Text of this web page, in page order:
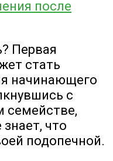
после
Первая
стать
начинающего
с
семействе,
что
подопечной.